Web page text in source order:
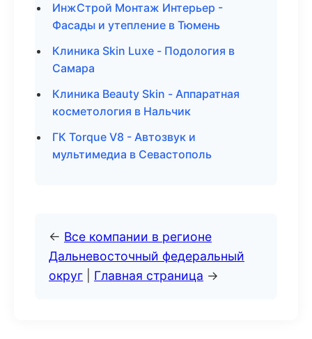
ИнжСтрой Монтаж Интерьер -
Фасады и утепление в Тюмень
Клиника Skin Luxe - Подология в
Самара
Клиника Beauty Skin - Аппаратная
косметология в Нальчик
ГК Torque V8 - Автозвук и
мультимедиа в Севастополь
← Все компании в регионе
Дальневосточный федеральный
округ
Главная страница →